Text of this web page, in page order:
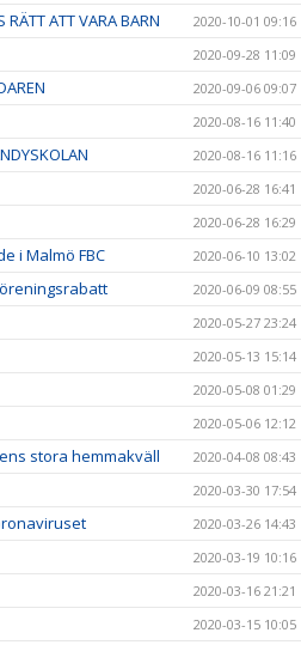
RÄTT ATT VARA BARN 2020-10-01 09:16
2020-09-28 11:09
2020-09-06 09:07
2020-08-16 11:40
2020-08-16 11:16
2020-06-28 16:41
2020-06-28 16:29
i Malmö FBC 2020-06-10 13:02
2020-06-09 08:55
2020-05-27 23:24
2020-05-13 15:14
2020-05-08 01:29
2020-05-06 12:12
stora hemmakväll 2020-04-08 08:43
2020-03-30 17:54
2020-03-26 14:43
2020-03-19 10:16
2020-03-16 21:21
2020-03-15 10:05